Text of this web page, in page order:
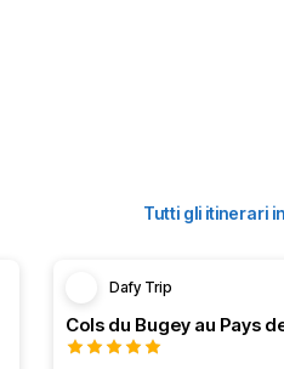
Tutti gli itinerari
Dafy Trip
Cols du Bugey au Pays